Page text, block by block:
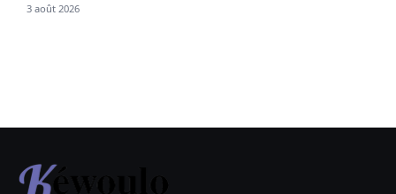
3 août 2026